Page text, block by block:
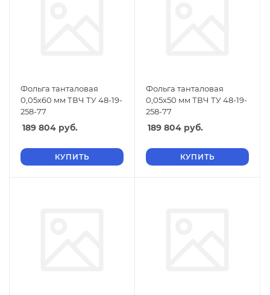
Фольга танталовая
0,05х60 мм ТВЧ ТУ 48-19-
258-77
189 804 руб.
КУПИТЬ
Фольга танталовая
0,05х50 мм ТВЧ ТУ 48-19-
258-77
189 804 руб.
КУПИТЬ